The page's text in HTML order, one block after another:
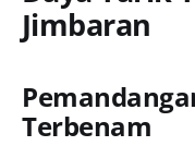
Jimbaran
Terbenam